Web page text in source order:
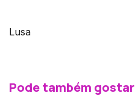
Lusa
Pode também gostar